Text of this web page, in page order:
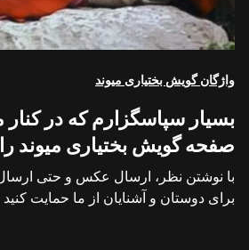
واژگان گویش بختیاری میوند
بسیار سپاسگزارم که در کنار
صفحه گویش بختیاری میوند
با نوشتن نظر، ارسال عکس و حتی
برای دوستان و آشنایان از ما حمایت کنید